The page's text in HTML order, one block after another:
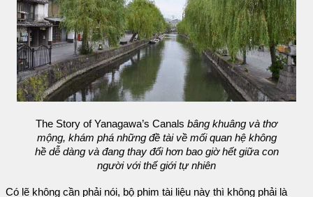
The Story of Yanagawa’s Canals bâng khuâng và thơ
mộng, khám phá những đề tài về mối quan hệ không
hề dễ dàng và đang thay đổi hơn bao giờ hết giữa con
người với thế giới tự nhiên
Có lẽ không cần phải nói, bộ phim tài liệu này thì không phải là